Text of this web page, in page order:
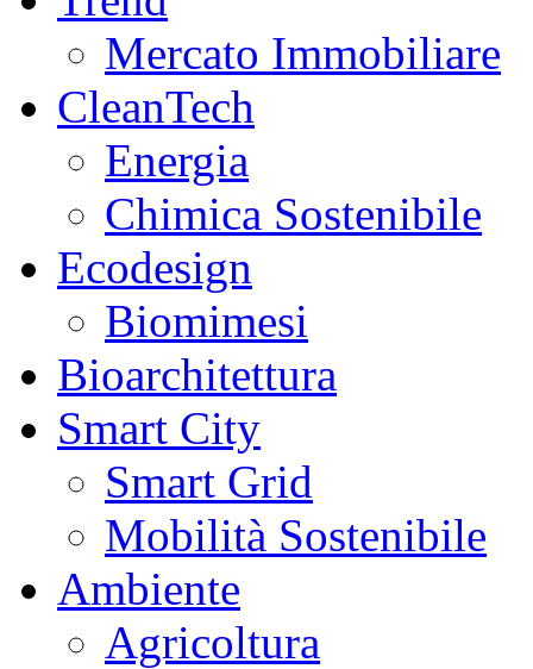
Mercato Immobiliare
CleanTech
Energia
Chimica Sostenibile
Ecodesign
Biomimesi
Bioarchitettura
Smart City
Smart Grid
Mobilità Sostenibile
Ambiente
Agricoltura